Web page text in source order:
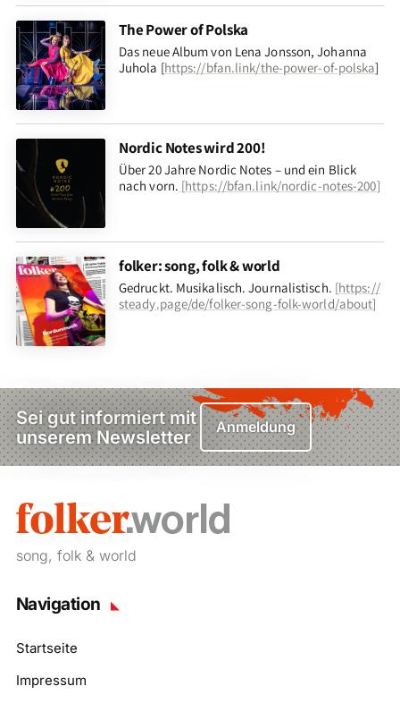
The Power of Polska
Das neue Album von Lena Jonsson, Johanna
Juhola [https://bfan.link/the-power-of-polska]
Nordic Notes wird 200!
Über 20 Jahre Nordic Notes – und ein Blick
nach vorn. [https://bfan.link/nordic-notes-200]
folker: song, folk & world
Gedruckt. Musikalisch. Journalistisch. [https://
steady.page/de/folker-song-folk-world/about]
Sei gut informiert mit
unserem Newsletter
Anmeldung
song, folk & world
Navigation
Startseite
Impressum